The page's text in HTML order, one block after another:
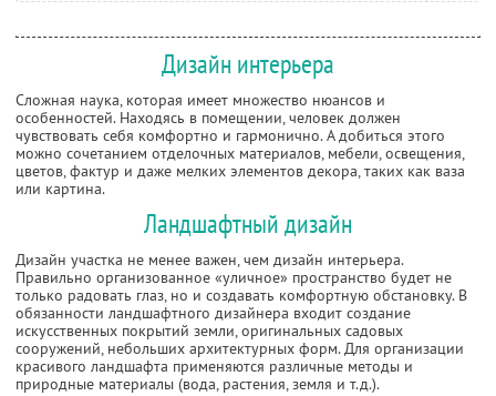
Дизайн интерьера
Сложная наука, которая имеет множество нюансов и
особенностей. Находясь в помещении, человек должен
чувствовать себя комфортно и гармонично. А добиться этого
можно сочетанием отделочных материалов, мебели, освещения,
цветов, фактур и даже мелких элементов декора, таких как ваза
или картина.
Ландшафтный дизайн
Дизайн участка не менее важен, чем дизайн интерьера.
Правильно организованное «уличное» пространство будет не
только радовать глаз, но и создавать комфортную обстановку. В
обязанности ландшафтного дизайнера входит создание
искусственных покрытий земли, оригинальных садовых
сооружений, небольших архитектурных форм. Для организации
красивого ландшафта применяются различные методы и
природные материалы (вода, растения, земля и т.д.).